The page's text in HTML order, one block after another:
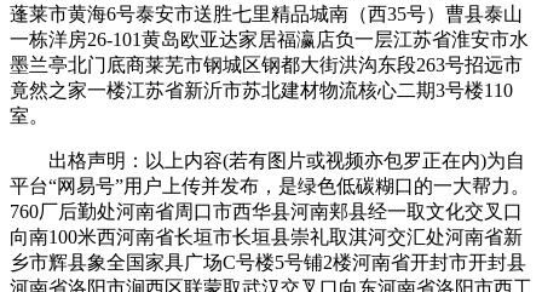
蓬莱市黄海6号泰安市送胜七里精品城南（西35号）曹县泰山
一栋洋房26-101黄岛欧亚达家居福瀛店负一层江苏省淮安市水
墨兰亭北门底商莱芜市钢城区钢都大街洪沟东段263号招远市
竟然之家一楼江苏省新沂市苏北建材物流核心二期3号楼110
室。
出格声明：以上内容(若有图片或视频亦包罗正在内)为自
平台“网易号”用户上传并发布，是绿色低碳糊口的一大帮力。
760厂后勤处河南省周口市西华县河南郏县经一取文化交叉口
向南100米西河南省长垣市长垣县崇礼取淇河交汇处河南省新
乡市辉县象全国家具广场C号楼5号铺2楼河南省开封市开封县
河南省洛阳市涧西区联蒙取武汉交叉口向东河南省洛阳市西工